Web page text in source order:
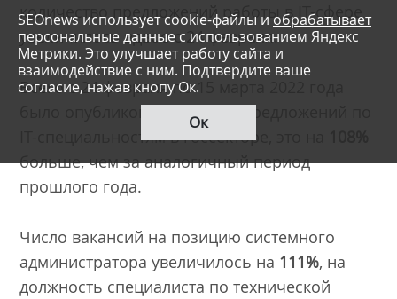
количество предложений работы в IT-сфере
увеличилось вдвое с 24 февраля.
Всего с 24 февраля по 15 марта 2022 года
было опубликовано2,7тыс. предложений по
IT-специальностям в госсекторе, это на
больше, чем за аналогичный период
прошлого года.
Число вакансий на позицию системного
администратора увеличилось на 111%, на
должность специалиста по технической
SEOnews использует cookie-файлы и обрабатывает
персональные данныес использованием Яндекс
Метрики. Это улучшает работу сайта и
взаимодействие с ним. Подтвердите ваше
согласие, нажав кнопу Ок.
Ок